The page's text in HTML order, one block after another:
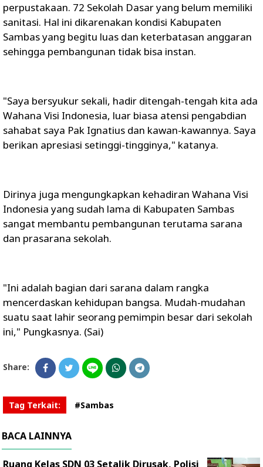
perpustakaan. 72 Sekolah Dasar yang belum memiliki
sanitasi. Hal ini dikarenakan kondisi Kabupaten
Sambas yang begitu luas dan keterbatasan anggaran
sehingga pembangunan tidak bisa instan.
"Saya bersyukur sekali, hadir ditengah-tengah kita ada
Wahana Visi Indonesia, luar biasa atensi pengabdian
sahabat saya Pak Ignatius dan kawan-kawannya. Saya
berikan apresiasi setinggi-tingginya," katanya.
Dirinya juga mengungkapkan kehadiran Wahana Visi
Indonesia yang sudah lama di Kabupaten Sambas
sangat membantu pembangunan terutama sarana
dan prasarana sekolah.
"Ini adalah bagian dari sarana dalam rangka
mencerdaskan kehidupan bangsa. Mudah-mudahan
suatu saat lahir seorang pemimpin besar dari sekolah
ini," Pungkasnya. (Sai)
Share:
Tag Terkait: #Sambas
BACA LAINNYA
Ruang Kelas SDN 03 Setalik Dirusak, Polisi